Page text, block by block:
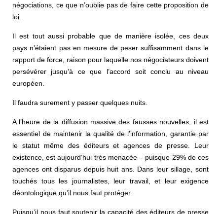
négociations, ce que n’oublie pas de faire cette proposition de
loi.
Il est tout aussi probable que de manière isolée, ces deux
pays n’étaient pas en mesure de peser suffisamment dans le
rapport de force, raison pour laquelle nos négociateurs doivent
persévérer jusqu’à ce que l’accord soit conclu au niveau
européen.
Il faudra surement y passer quelques nuits.
A l’heure de la diffusion massive des fausses nouvelles, il est
essentiel de maintenir la qualité de l’information, garantie par
le statut même des éditeurs et agences de presse. Leur
existence, est aujourd’hui très menacée – puisque 29% de ces
agences ont disparus depuis huit ans. Dans leur sillage, sont
touchés tous les journalistes, leur travail, et leur exigence
déontologique qu’il nous faut protéger.
Puisqu’il nous faut soutenir la capacité des éditeurs de presse